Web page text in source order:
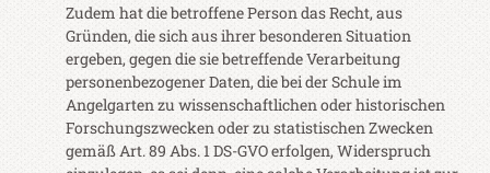
Zudem hat die betroffene Person das Recht, aus
Gründen, die sich aus ihrer besonderen Situation
ergeben, gegen die sie betreffende Verarbeitung
personenbezogener Daten, die bei der Schule im
Angelgarten zu wissenschaftlichen oder historischen
Forschungszwecken oder zu statistischen Zwecken
gemäß Art. 89 Abs. 1 DS-GVO erfolgen, Widerspruch